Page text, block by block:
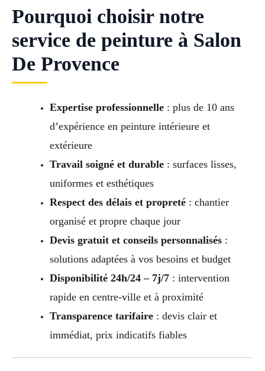
Pourquoi choisir notre
service de peinture à Salon
De Provence
Expertise professionnelle: plus de 10 ans
d’expérience en peinture intérieure et
extérieure
Travail soigné et durable: surfaces lisses,
uniformes et esthétiques
Respect des délais et propreté: chantier
organisé et propre chaque jour
Devis gratuit et conseils personnalisés:
solutions adaptées à vos besoins et budget
Disponibilité 24h/24 – 7j/7: intervention
rapide en centre-ville et à proximité
Transparence tarifaire: devis clair et
immédiat, prix indicatifs fiables